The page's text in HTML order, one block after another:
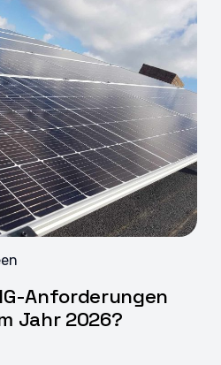
Anforderungen
Jahr 2026?